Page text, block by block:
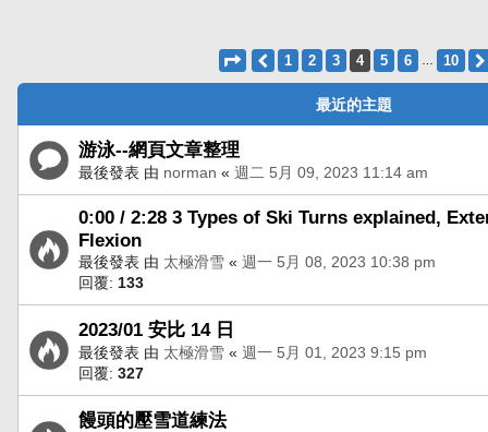
第4 頁 (共10 頁)
上一頁
1 2 3 4 5 6 10
最近的主題
游泳--網頁文章整理
最後發表 由 norman « 週二 5月 09, 2023 11:14 am
0:00 / 2:28 3 Types of Ski Turns explained,
Flexion
最後發表 由 太極滑雪 « 週一 5月 08, 2023 10:38 pm
回覆: 133
2023/01 安比 14 日
最後發表 由 太極滑雪 « 週一 5月 01, 2023 9:15 pm
回覆: 327
饅頭的壓雪道練法